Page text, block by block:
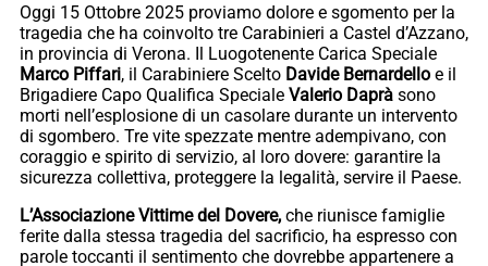
Oggi 15 Ottobre 2025 proviamo dolore e sgomento per la
tragedia che ha coinvolto tre Carabinieri a Castel d’Azzano,
in provincia di Verona. Il Luogotenente Carica Speciale
Marco Piffari, il Carabiniere Scelto Davide Bernardello e il
Brigadiere Capo Qualifica Speciale Valerio Daprà sono
morti nell’esplosione di un casolare durante un intervento
di sgombero. Tre vite spezzate mentre adempivano, con
coraggio e spirito di servizio, al loro dovere: garantire la
sicurezza collettiva, proteggere la legalità, servire il Paese.
L’Associazione Vittime del Dovere, che riunisce famiglie
ferite dalla stessa tragedia del sacrificio, ha espresso con
parole toccanti il sentimento che dovrebbe appartenere a